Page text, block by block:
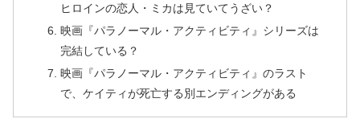
ヒロインの恋人・ミカは見ていてうざい？
映画『パラノーマル・アクティビティ』シリーズは
完結している？
映画『パラノーマル・アクティビティ』のラスト
で、ケイティが死亡する別エンディングがある